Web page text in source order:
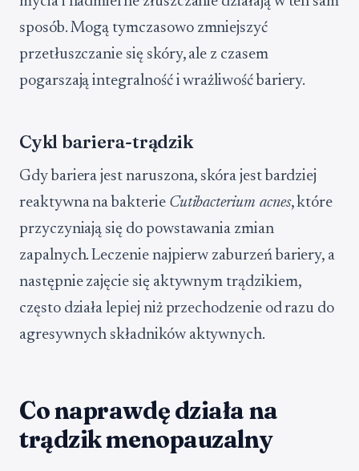
sposób. Mogą tymczasowo zmniejszyć
przetłuszczanie się skóry, ale z czasem
pogarszają integralność i wrażliwość bariery.
Cykl bariera-trądzik
Gdy bariera jest naruszona, skóra jest bardziej
reaktywna na bakterie Cutibacterium acnes, które
przyczyniają się do powstawania zmian
zapalnych. Leczenie najpierw zaburzeń bariery, a
następnie zajęcie się aktywnym trądzikiem,
często działa lepiej niż przechodzenie od razu do
agresywnych składników aktywnych.
Co naprawdę działa na
trądzik menopauzalny